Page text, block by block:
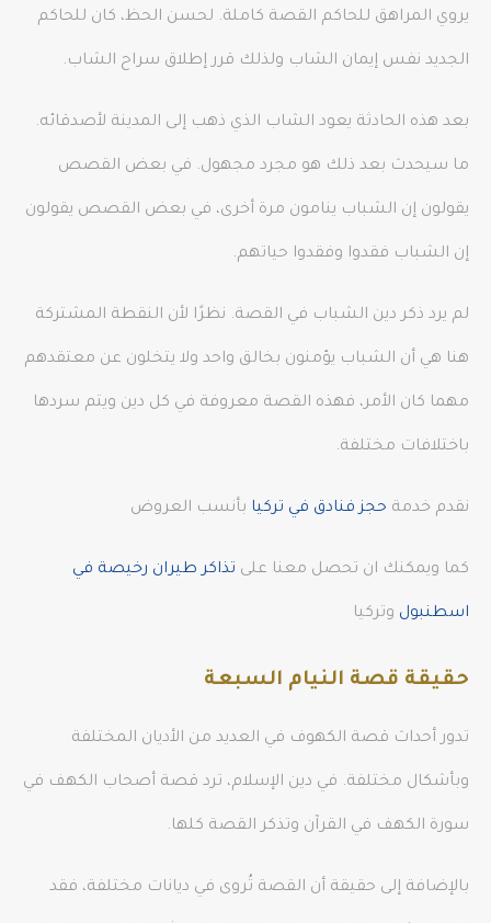
يروي المراهق للحاكم القصة كاملة. لحسن الحظ، كان للحاكم
الجديد نفس إيمان الشاب ولذلك قرر إطلاق سراح الشاب.
بعد هذه الحادثة يعود الشاب الذي ذهب إلى المدينة لأصدقائه.
ما سيحدث بعد ذلك هو مجرد مجهول. في بعض القصص
يقولون إن الشباب ينامون مرة أخرى، في بعض القصص يقولون
إن الشباب فقدوا وفقدوا حياتهم.
لم يرد ذكر دين الشباب في القصة. نظرًا لأن النقطة المشتركة
هنا هي أن الشباب يؤمنون بخالق واحد ولا يتخلون عن معتقدهم
مهما كان الأمر، فهذه القصة معروفة في كل دين ويتم سردها
باختلافات مختلفة.
نقدم خدمة حجز فنادق في تركيا بأنسب العروض
كما ويمكنك ان تحصل معنا على تذاكر طيران رخيصة في
اسطنبول وتركيا
حقيقة قصة النيام السبعة
تدور أحداث قصة الكهوف في العديد من الأديان المختلفة
وبأشكال مختلفة. في دين الإسلام، ترد قصة أصحاب الكهف في
سورة الكهف في القرآن وتذكر القصة كلها.
بالإضافة إلى حقيقة أن القصة تُروى في ديانات مختلفة، فقد